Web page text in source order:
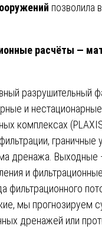
позволила
расчёты —
разрушительный
и
комплексах
граничные
дренажа. Выходные
и
фильтрационного
мы прогнозируем
дренажей или